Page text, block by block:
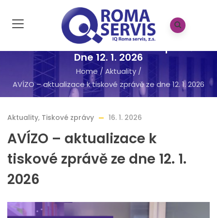
AVÍZO – Aktualizace K Tiskové Zprávě Ze
Dne 12. 1. 2026
Home/ Aktuality/
AVÍZO – aktualizace k tiskové zprávě ze dne 12. 1. 2026
Aktuality, Tiskové zprávy 16. 1. 2026
AVÍZO – aktualizace k
tiskové zprávě ze dne 12. 1.
2026